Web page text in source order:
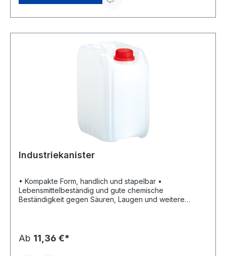
Industriekanister
• Kompakte Form, handlich und stapelbar •
Lebensmittelbeständig und gute chemische
Beständigkeit gegen Säuren, Laugen und weitere
Ab 11,36 €*